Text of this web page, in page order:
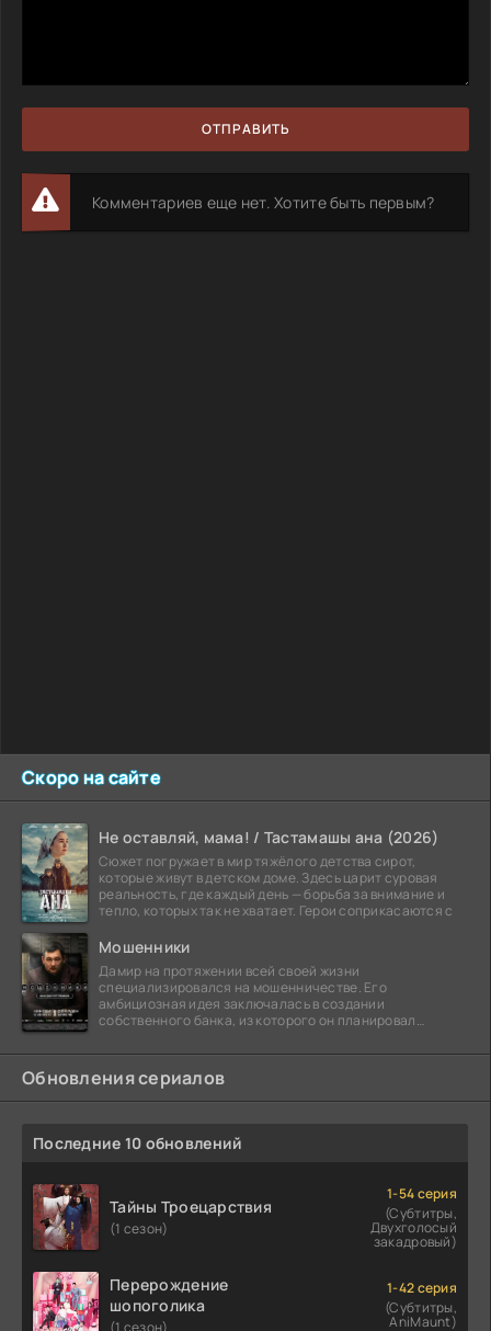
Скоро на сайте
Не оставляй, мама! / Тастамашы ана (2026)
Сюжет погружает в мир тяжёлого детства сирот,
которые живут в детском доме. Здесь царит суровая
реальность, где каждый день — борьба за внимание и
тепло, которых так не хватает. Герои соприкасаются с
Мошенники
Дамир на протяжении всей своей жизни
специализировался на мошенничестве. Его
амбициозная идея заключалась в создании
собственного банка, из которого он планировал
Обновления сериалов
Последние 10 обновлений
Тайны Троецарствия
(1 сезон)
1-54 серия
(Субтитры,
Двухголосый
закадровый)
Перерождение
шопоголика
(1 сезон)
1-42 серия
(Субтитры,
AniMaunt)
ОТПРАВИТЬ
Комментариев еще нет. Хотите быть первым?